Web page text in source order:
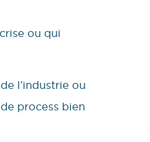
ou qui
l’industrie ou
process bien